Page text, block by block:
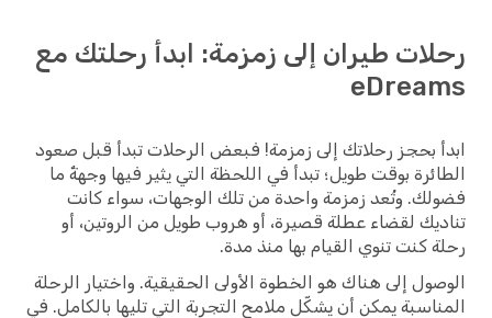
رحلات طيران إلى زمزمة: ابدأ رحلتك مع
eDreams
ابدأ بحجز رحلاتك إلى زمزمة! فبعض الرحلات تبدأ قبل صعود
الطائرة بوقت طويل؛ تبدأ في اللحظة التي يثير فيها وجهةٌ ما
فضولك. وتُعد زمزمة واحدة من تلك الوجهات، سواء كانت
تناديك لقضاء عطلة قصيرة، أو هروب طويل من الروتين، أو
رحلة كنت تنوي القيام بها منذ مدة.
الوصول إلى هناك هو الخطوة الأولى الحقيقية. واختيار الرحلة
المناسبة يمكن أن يشكّل ملامح التجربة التي تليها بالكامل. في